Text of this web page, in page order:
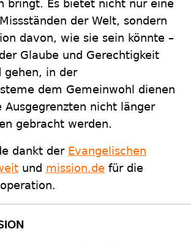
bringt. Es bietet nicht nur eine
der Welt, sondern
davon, wie sie sein könnte –
Glaube und Gerechtigkeit
gehen, in der
dem Gemeinwohl dienen
Ausgegrenzten nicht länger
gebracht werden.
dankt der Evangelischen
und mission.de für die